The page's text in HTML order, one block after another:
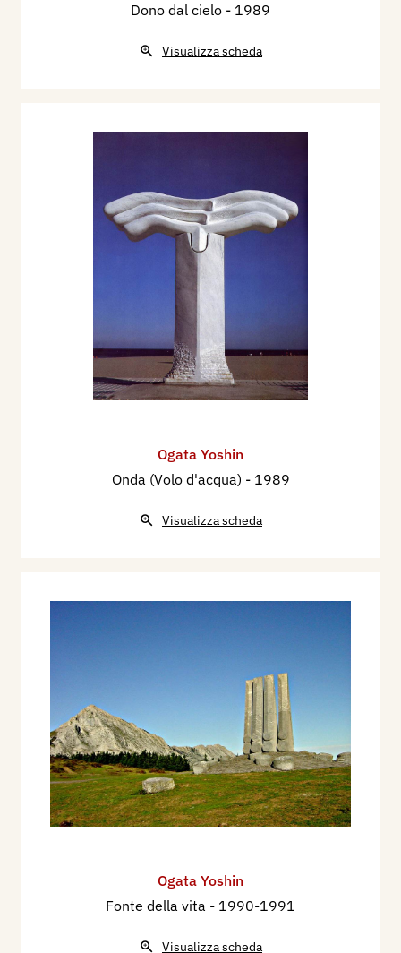
Dono dal cielo - 1989
Visualizza scheda
Ogata Yoshin
Onda (Volo d'acqua) - 1989
Visualizza scheda
Ogata Yoshin
Fonte della vita - 1990-1991
Visualizza scheda